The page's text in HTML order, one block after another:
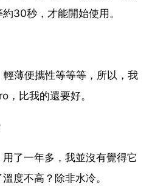
30秒，才能開始使用。
薄便攜性等等等，所以，我
，比我的還要好。
了一年多，我並沒有覺得它
度不高？除非水冷。